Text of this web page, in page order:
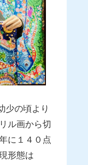
少の頃より
ル画から切
に１４０点
形態は